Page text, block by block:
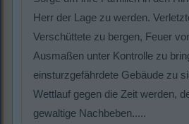
Herr der Lage zu werden.
Verschüttete zu bergen, Feuer
Ausmaßen unter Kontrolle zu
einsturzgefährdete Gebäude zu
Wettlauf gegen die Zeit werden,
gewaltige Nachbeben.....